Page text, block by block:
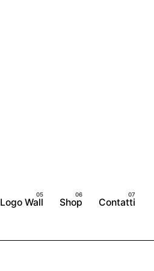
Logo Wall Shop Contatti